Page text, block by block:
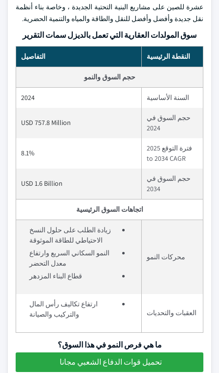
عشرة للصين على مشاريع البنية التحتية الجديدة ، وخاصة بناء أنظمة
نقل جديدة وأفضل وأفضل للنقل والطاقة والمياه والتنمية الحضرية.
سوق المولدات العقارية التي تعمل بالديزل سمات التقرير
النقطة الرئيسية التفاصيل
حجم السوق والنمو
السنة الأساسية 2024
حجم السوق في
2024
USD 757.8 Million
فترة التوقع 2025
to 2034 CAGR
8.1%
حجم السوق في
2034
USD 1.6 Billion
اتجاهات السوق الرئيسية
محركات النمو
زيادة الطلب على حلول النسخ
الاحتياطي للطاقة الموثوقة
النمو السكاني السريع وارتفاع
معدل التحضر
قطاع البناء المزدهر
العقبات والتحديات
ارتفاع تكاليف رأس المال
والتركيب والصيانة
ما هي فرص النمو في هذا السوق؟
تحميل قوات الدفاع الشعبي مجانا